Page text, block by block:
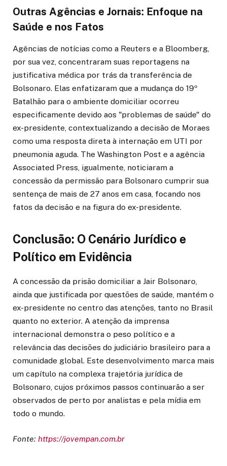
Outras Agências e Jornais: Enfoque na
Saúde e nos Fatos
Agências de notícias como a Reuters e a Bloomberg,
por sua vez, concentraram suas reportagens na
justificativa médica por trás da transferência de
Bolsonaro. Elas enfatizaram que a mudança do 19º
Batalhão para o ambiente domiciliar ocorreu
especificamente devido aos "problemas de saúde" do
ex-presidente, contextualizando a decisão de Moraes
como uma resposta direta à internação em UTI por
pneumonia aguda. The Washington Post e a agência
Associated Press, igualmente, noticiaram a
concessão da permissão para Bolsonaro cumprir sua
sentença de mais de 27 anos em casa, focando nos
fatos da decisão e na figura do ex-presidente.
Conclusão: O Cenário Jurídico e
Político em Evidência
A concessão da prisão domiciliar a Jair Bolsonaro,
ainda que justificada por questões de saúde, mantém o
ex-presidente no centro das atenções, tanto no Brasil
quanto no exterior. A atenção da imprensa
internacional demonstra o peso político e a
relevância das decisões do judiciário brasileiro para a
comunidade global. Este desenvolvimento marca mais
um capítulo na complexa trajetória jurídica de
Bolsonaro, cujos próximos passos continuarão a ser
observados de perto por analistas e pela mídia em
todo o mundo.
Fonte: https://jovempan.com.br